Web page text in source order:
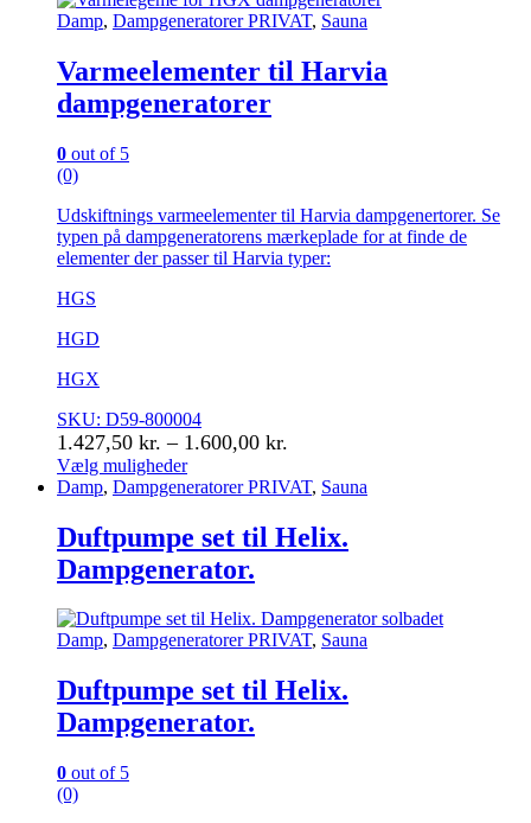
vælges
på
varesiden
Damp, Dampgeneratorer PRIVAT, Sauna
Varmeelementer til Harvia
dampgeneratorer
0 out of 5
(0)
Udskiftnings varmeelementer til Harvia dampgenertorer. Se
typen på dampgeneratorens mærkeplade for at finde de
elementer der passer til Harvia typer:
HGS
HGD
HGX
SKU: D59-800004
1.427,50 kr. – 1.600,00 kr.
til
Vælg muligheder
Dette
har
flere
varianter.
kan
vælges
varesiden
Damp, Dampgeneratorer PRIVAT, Sauna
Duftpumpe set til Helix.
Dampgenerator.
Damp, Dampgeneratorer PRIVAT, Sauna
Duftpumpe set til Helix.
Dampgenerator.
0 out of 5
(0)